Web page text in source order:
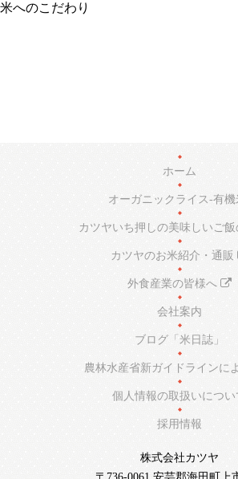
米へのこだわり
ホーム
オーガニックライス-有
カツヤいち押しの美味しいご
カツヤのお米紹介・通販
外食産業の皆様へ
会社案内
ブログ「米日誌」
農林水産省新ガイドラインに
個人情報の取扱いについ
採用情報
株式会社カツヤ